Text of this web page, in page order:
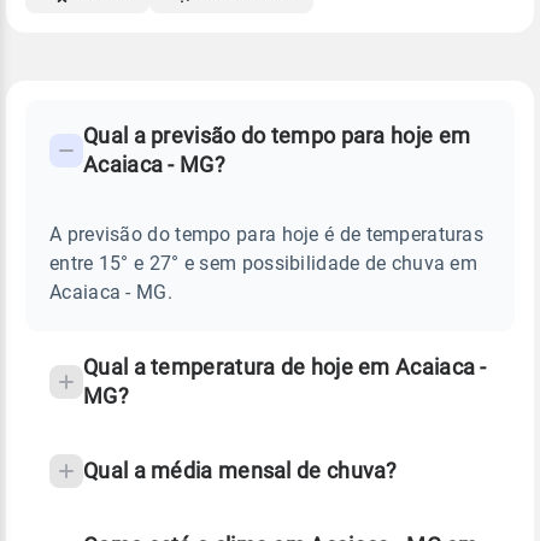
TEMPO
ACAIACA
Perguntas
sobre
chuva
Qual a previsão do tempo para hoje em
Acaiaca - MG?
A previsão do tempo para hoje é de temperaturas
entre 15° e 27° e sem possibilidade de chuva em
Acaiaca - MG.
Qual a temperatura de hoje em Acaiaca -
MG?
Qual a média mensal de chuva?